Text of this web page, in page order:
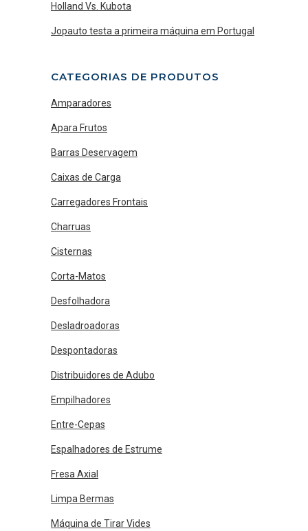
Holland Vs. Kubota
Jopauto testa a primeira máquina em Portugal
CATEGORIAS DE PRODUTOS
Amparadores
Apara Frutos
Barras Deservagem
Caixas de Carga
Carregadores Frontais
Charruas
Cisternas
Corta-Matos
Desfolhadora
Desladroadoras
Despontadoras
Distribuidores de Adubo
Empilhadores
Entre-Cepas
Espalhadores de Estrume
Fresa Axial
Limpa Bermas
Máquina de Tirar Vides